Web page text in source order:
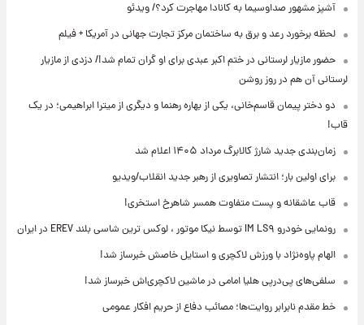
آشپز مشهور صداوسیما به کانادا مهاجرت کرد؟/ ویدئو
لحظه برخورد رعد و برق به ساختمان مرکز تجارت جهانی در آمریکا + فیلم
حضور مازیار لرستانی در ختم اکبر عبدی برای او گران تمام شد!/ دزدی از مازیار
لرستانی آن هم در روز روشن
دو دختر پیمان قاسم‌خانی، یکی از بهاره رهنما و دیگری از میترا ابراهیمی؛ در یک
قاب!
زمان‌بندی جدید شارژ کالابرگ مرداد ۱۴۰۵ اعلام شد
برای اولین بار؛ انتشار تصاویری از رهبر جدید انقلاب/ویدیو
قاب عاشقانه و پست متفاوت همسر شاهرخ استخری!
رونمایی خودرو IM LS۹ توسط نیکا موتور ، لوکس ترین شاسی بلند EREV در ایران
الهام پاوه‌نژاد با ورزش لاکچری و استایل خاصش خبرساز شد!
سلفی‌های پی‌درپی هلیا امامی در ماشین لاکچری‌اش خبرساز شد!
خط مقدم نابرابر روایت‌ها؛ مصائب دفاع از حریم افکار عمومی